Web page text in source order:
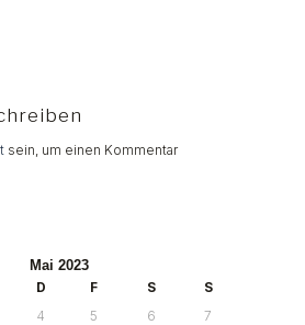
sein, um einen Kommentar
Mai 2023
D F S
S
4 5 6
7